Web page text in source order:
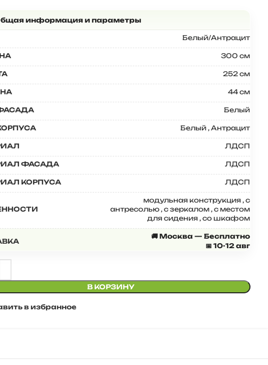
Белый/Антрацит
300 см
252 см
44 см
Белый
Белый,Антрацит
ЛДСП
ФАСАДА ЛДСП
КОРПУСА ЛДСП
модульная конструкция,с
антресолью,с зеркалом,с местом
для сидения,со шкафом
🚚 Москва — Бесплатно
📅 10-12 авг
В КОРЗИНУ
в избранное